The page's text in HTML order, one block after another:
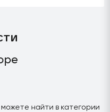
найти в категории